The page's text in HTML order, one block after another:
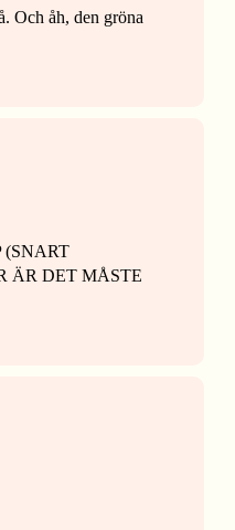
Och åh, den gröna
(SNART
ÄR DET MÅSTE